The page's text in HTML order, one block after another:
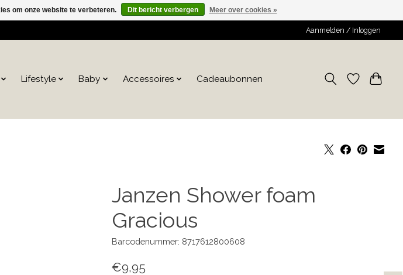
Aanmelden / Inloggen
Lifestyle Baby Accessoires Cadeaubonnen
Janzen Shower foam
Gracious
Barcodenummer: 8717612800608
€9,95
om onze website te verbeteren. Dit bericht verbergen Meer over cookies »